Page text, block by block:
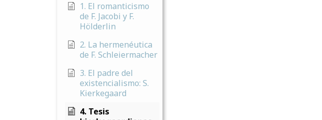
1. El romanticismo
de F. Jacobi y F.
Hölderlin
2. La hermenéutica
de F. Schleiermacher
3. El padre del
existencialismo: S.
Kierkegaard
4. Tesis